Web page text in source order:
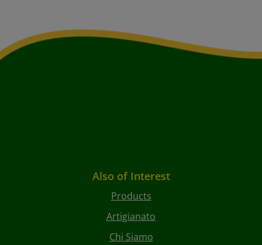
Also of Interest
Products
Artigianato
Chi Siamo